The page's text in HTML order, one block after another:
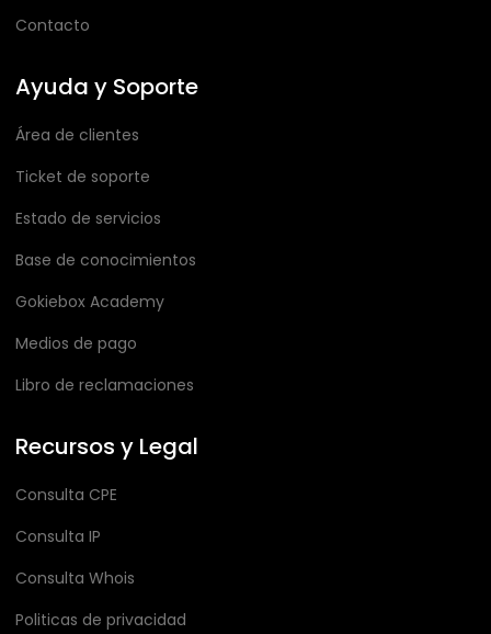
Contacto
Ayuda y Soporte
Área de clientes
Ticket de soporte
Estado de servicios
Base de conocimientos
Gokiebox Academy
Medios de pago
Libro de reclamaciones
Recursos y Legal
Consulta CPE
Consulta IP
Consulta Whois
Politicas de privacidad